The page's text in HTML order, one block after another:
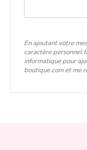
En ajoutant votre
caractère personnel
informatique pour
boutique.com et me